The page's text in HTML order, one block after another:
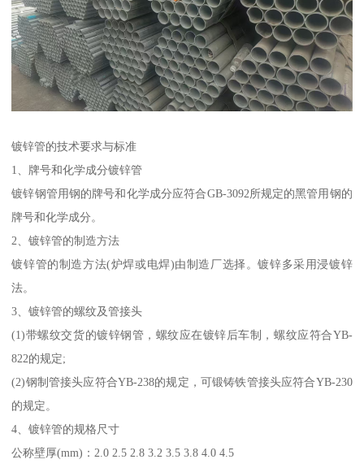
镀锌管的技术要求与标准
1、牌号和化学成分镀锌管
镀锌钢管用钢的牌号和化学成分应符合GB-3092所规定的黑管用钢的
牌号和化学成分。
2、镀锌管的制造方法
镀锌管的制造方法(炉焊或电焊)由制造厂选择。镀锌多采用浸镀锌
法。
3、镀锌管的螺纹及管接头
(1)带螺纹交货的镀锌钢管，螺纹应在镀锌后车制，螺纹应符合YB-
822的规定;
(2)钢制管接头应符合YB-238的规定，可锻铸铁管接头应符合YB-230
的规定。
4、镀锌管的规格尺寸
公称壁厚(mm)：2.0 2.5 2.8 3.2 3.5 3.8 4.0 4.5